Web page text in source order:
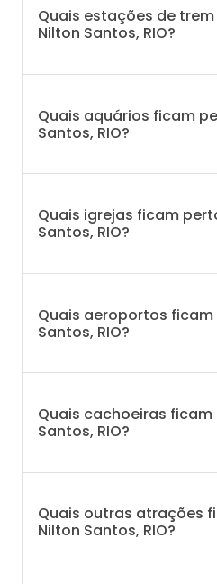
Quais estações de
Nilton Santos, RIO?
Quais aquários ficam
Santos, RIO?
Quais igrejas ficam
Santos, RIO?
Quais aeroportos
Santos, RIO?
Quais cachoeiras
Santos, RIO?
Quais outras atrações
Nilton Santos, RIO?